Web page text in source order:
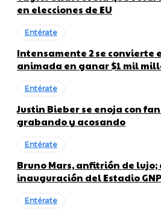
en elecciones de EU
Entérate
Intensamente 2 se convierte
animada en ganar $1 mil
Entérate
Justin Bieber se enoja con
grabando y acosando
Entérate
Bruno Mars, anfitrión de lujo;
inauguración del Estadio
Entérate